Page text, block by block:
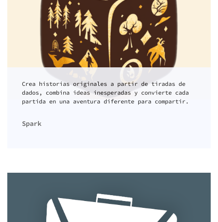
Crea historias originales a partir de tiradas de
dados, combina ideas inesperadas y convierte cada
partida en una aventura diferente para compartir.
Spark